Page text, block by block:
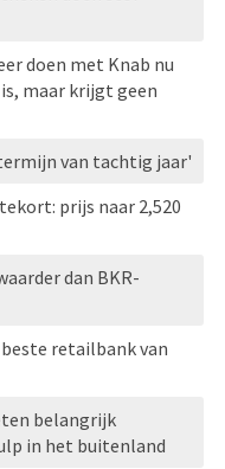
doen met Knab nu
maar krijgt geen
van tachtig jaar'
prijs naar 2,520
dan BKR-
retailbank van
belangrijk
in het buitenland